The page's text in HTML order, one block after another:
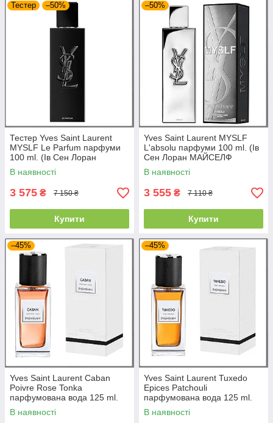
Тестер –50%
Тестер Yves Saint Laurent
MYSLF Le Parfum парфуми
100 ml. (Ів Сен Лоран
МАЙСЕЛФ Ле Парфум)
В наявності
3 575 ₴ 7 150 ₴
Купити
–50%
Yves Saint Laurent MYSLF
L'absolu парфуми 100 ml. (Ів
Сен Лоран МАЙСЕЛФ
Абсолю)
В наявності
3 555 ₴ 7 110 ₴
Купити
–45%
Yves Saint Laurent Caban
Poivre Rose Tonka
парфумована вода 125 ml.
(Ів Сен Лоран Кабан Пуавр
Роз Тонка)
В наявності
–45%
Yves Saint Laurent Tuxedo
Epices Patchouli
парфумована вода 125 ml.
(Ів Сен Лоран Такседо Епіс
Патчулі)
В наявності